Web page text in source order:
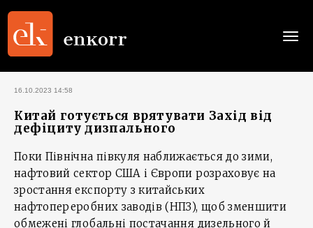
16.10.2023 14:58
Китай готується врятувати Захід від
дефіциту дизпального
Поки Північна півкуля наближається до зими,
нафтовий сектор США і Європи розраховує на
зростання експорту з китайських
нафтопереробних заводів (НПЗ), щоб зменшити
обмежені глобальні постачання дизельного й